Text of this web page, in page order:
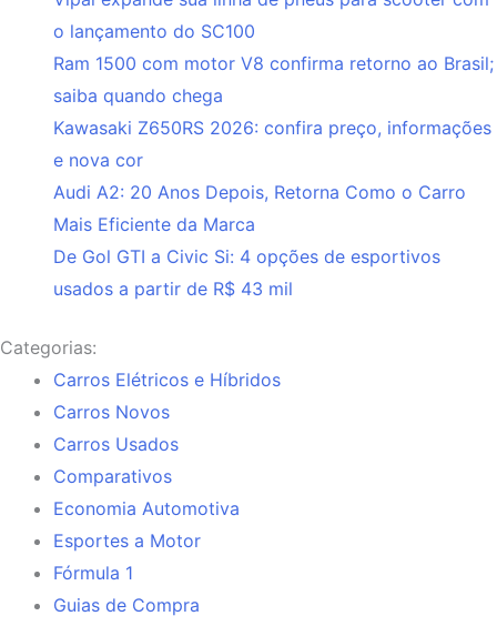
o lançamento do SC100
Ram 1500 com motor V8 confirma retorno ao Brasil;
saiba quando chega
Kawasaki Z650RS 2026: confira preço, informações
e nova cor
Audi A2: 20 Anos Depois, Retorna Como o Carro
Mais Eficiente da Marca
De Gol GTI a Civic Si: 4 opções de esportivos
usados a partir de R$ 43 mil
Categorias:
Carros Elétricos e Híbridos
Carros Novos
Carros Usados
Comparativos
Economia Automotiva
Esportes a Motor
Fórmula 1
Guias de Compra